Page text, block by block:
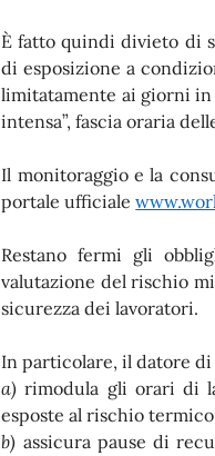
È fatto quindi divieto di
di esposizione a
limitatamente ai giorni in
intensa”, fascia oraria
Il monitoraggio e la
portale ufficiale
Restano fermi gli
valutazione del rischio
sicurezza dei lavoratori.
In particolare, il datore di
a)rimodula gli orari di
esposte al rischio
b) assicura pause di